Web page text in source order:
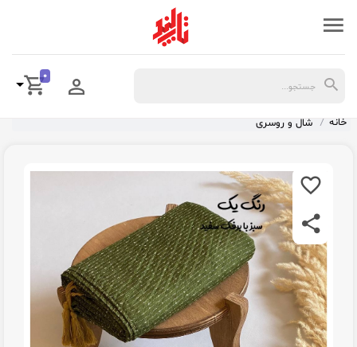
0
خانه شال و روسری